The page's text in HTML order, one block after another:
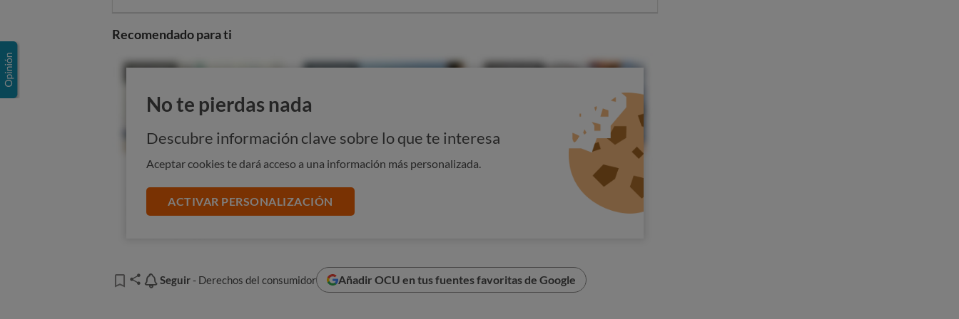
Recomendado para ti
No te pierdas nada
Descubre información clave sobre lo que te interesa
Aceptar cookies te dará acceso a una información más personalizada.
ACTIVAR PERSONALIZACIÓN
Seguir
Seguir - Derechos del consumidor Añadir OCU en tus fuentes favoritas de Google